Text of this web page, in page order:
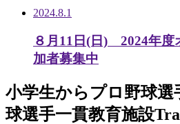
2024.8.1
８月11日(日) 2024年度
加者募集中
小学生からプロ野球選
球選手一貫教育施設